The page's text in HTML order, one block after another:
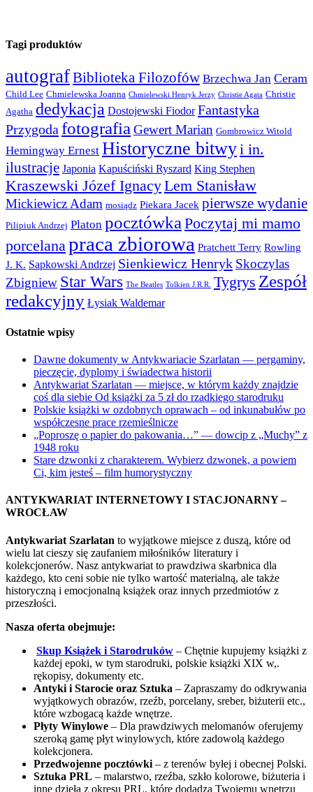
Tagi produktów
autografBiblioteka Filozofów Brzechwa Jan Ceram
Child Lee Chmielewska Joanna Chmielewski Henryk Jerzy Christie Agata Christie
Agatha dedykacja Dostojewski Fiodor Fantastyka
Przygodafotografia Gewert Marian Gombrowicz Witold
Hemingway Ernest Historyczne bitwyi in.
ilustracje Japonia Kapuściński Ryszard King Stephen
Kraszewski Józef IgnacyLem Stanisław
Mickiewicz Adam mosiądz Piekara Jacek pierwsze wydanie
Pilipiuk Andrzej Platon pocztówka Poczytaj mi mamo
porcelanapraca zbiorowa Pratchett Terry Rowling
J. K. Sapkowski Andrzej Sienkiewicz Henryk Skoczylas
Zbigniew Star Wars The Beatles Tolkien J.R.R. Tygrys Zespół
redakcyjny Łysiak Waldemar
Ostatnie wpisy
Dawne dokumenty w Antykwariacie Szarlatan — pergaminy,
pieczęcie, dyplomy i świadectwa historii
Antykwariat Szarlatan — miejsce, w którym każdy znajdzie
coś dla siebie Od książki za 5 zł do rzadkiego starodruku
Polskie książki w ozdobnych oprawach – od inkunabułów po
współczesne prace rzemieślnicze
„Poproszę o papier do pakowania…” — dowcip z „Muchy” z
1948 roku
Stare dzwonki z charakterem. Wybierz dzwonek, a powiem
Ci, kim jesteś – film humorystyczny
ANTYKWARIAT INTERNETOWY I STACJONARNY –
WROCŁAW
Antykwariat Szarlatan to wyjątkowe miejsce z duszą, które od
wielu lat cieszy się zaufaniem miłośników literatury i
kolekcjonerów. Nasz antykwariat to prawdziwa skarbnica dla
każdego, kto ceni sobie nie tylko wartość materialną, ale także
historyczną i emocjonalną książek oraz innych przedmiotów z
przeszłości.
Nasza oferta obejmuje:
Skup Książek i Starodruków – Chętnie kupujemy książki z
każdej epoki, w tym starodruki, polskie książki XIX w,.
rękopisy, dokumenty etc.
Antyki i Starocie oraz Sztuka – Zapraszamy do odkrywania
wyjątkowych obrazów, rzeźb, porcelany, sreber, biżuterii etc.,
które wzbogacą każde wnętrze.
Płyty Winylowe – Dla prawdziwych melomanów oferujemy
szeroką gamę płyt winylowych, które zadowolą każdego
kolekcjonera.
Przedwojenne pocztówki – z terenów byłej i obecnej Polski.
Sztuka PRL – malarstwo, rzeźba, szkło kolorowe, biżuteria i
inne dzieła z okresu PRL, które dodadzą Twojemu wnętrzu